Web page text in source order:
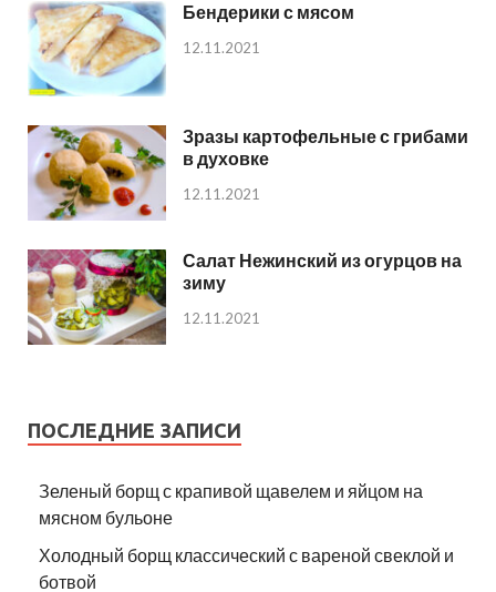
Бендерики с мясом
12.11.2021
Зразы картофельные с грибами
в духовке
12.11.2021
Салат Нежинский из огурцов на
зиму
12.11.2021
ПОСЛЕДНИЕ ЗАПИСИ
Зеленый борщ с крапивой щавелем и яйцом на
мясном бульоне
Холодный борщ классический с вареной свеклой и
ботвой